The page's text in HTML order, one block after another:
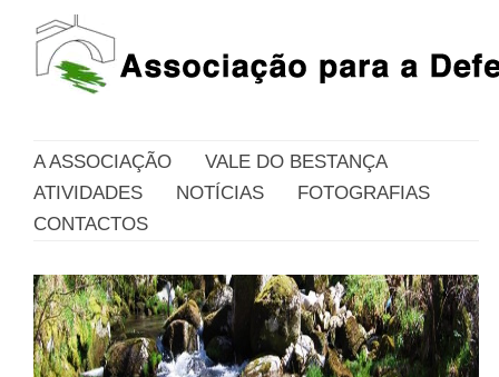
A ASSOCIAÇÃO
VALE DO BESTANÇA
ATIVIDADES
NOTÍCIAS
FOTOGRAFIAS
CONTACTOS